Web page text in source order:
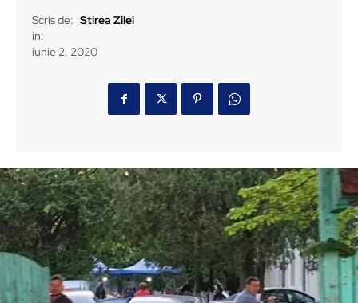
Scris de: Stirea Zilei
in:
iunie 2, 2020